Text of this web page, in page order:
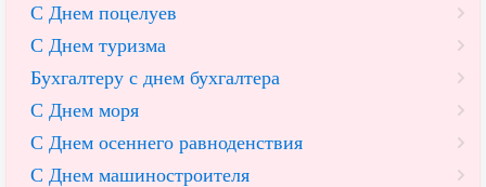
С Днем поцелуев
С Днем туризма
Бухгалтеру с днем бухгалтера
С Днем моря
С Днем осеннего равноденствия
С Днем машиностроителя